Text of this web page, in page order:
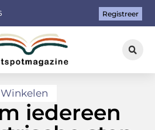
Registreer
Winkelen
iedereen